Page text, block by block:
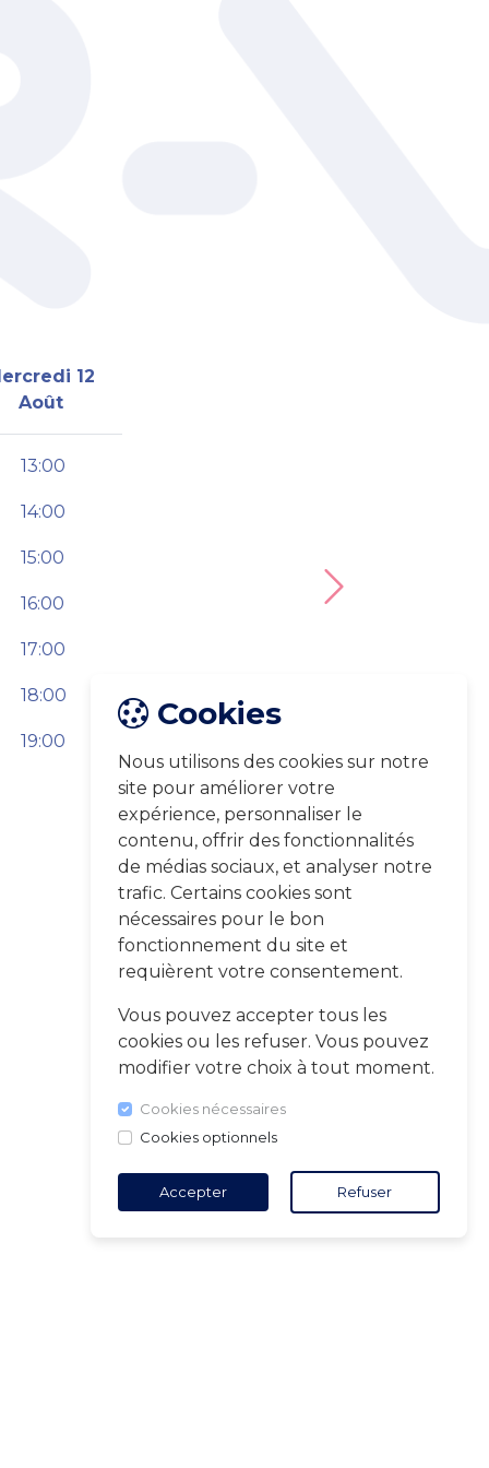
Cookies
Nous utilisons des cookies sur notre
site pour améliorer votre
expérience, personnaliser le
contenu, offrir des fonctionnalités
de médias sociaux, et analyser notre
trafic. Certains cookies sont
nécessaires pour le bon
fonctionnement du site et
requièrent votre consentement.
Vous pouvez accepter tous les
cookies ou les refuser. Vous pouvez
modifier votre choix à tout moment.
Cookies nécessaires
Cookies optionnels
Accepter Refuser
12
Août
13:00
14:00
15:00
16:00
17:00
18:00
19:00
Next